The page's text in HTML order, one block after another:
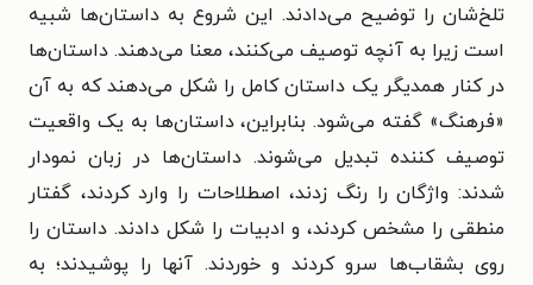
تلخ‌شان را توضیح می‌دادند. این شروع به داستان‌ها شبیه
است زیرا به آنچه توصیف می‌کنند، معنا می‌دهند. داستان‌ها
در کنار همدیگر یک داستان کامل را شکل می‌دهند که به آن
«فرهنگ» گفته می‌شود. بنابراین، داستان‌ها به یک واقعیت
توصیف کننده تبدیل می‌شوند. داستان‌ها در زبان نمودار
شدند: واژگان را رنگ زدند، اصطلاحات را وارد کردند، گفتار
منطقی را مشخص کردند، و ادبیات را شکل دادند. داستان را
روی بشقاب‌ها سرو کردند و خوردند. آنها را پوشیدند؛ به